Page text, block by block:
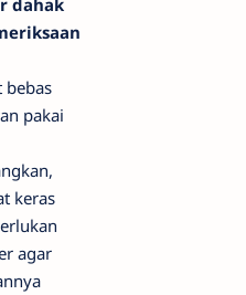
bebas
pakai
keras
agar